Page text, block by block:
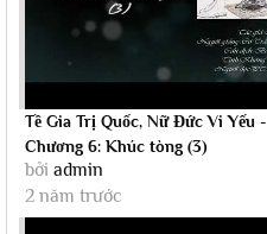
Tề Gia Trị Quốc, Nữ Đức Vi Yếu -
Chương 6: Khúc tòng (3)
bởi admin
2 năm trước